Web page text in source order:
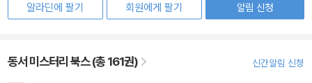
알라딘에 팔기
회원에게 팔기
알림 신청
동서 미스터리 북스 (총 161권) 신간알림 신청